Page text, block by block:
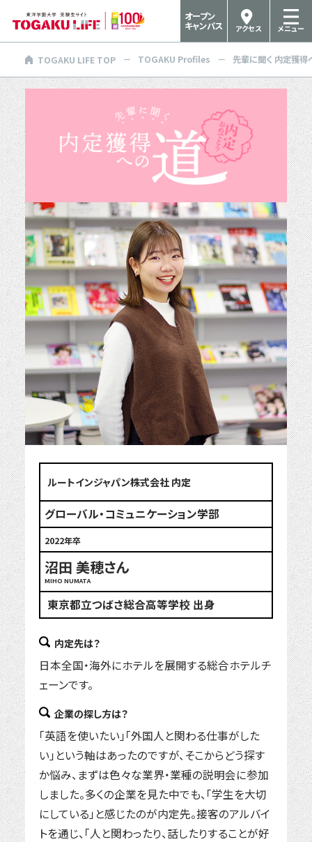
メニュー
アクセス
オープン
キャンパス
TOGAKU LIFE TOP TOGAKU Profiles 先輩に聞く 内定獲得
ルートインジャパン株式会社 内定
グローバル・コミュニケーション学部
2022年卒
沼田 美穂さん
MIHO NUMATA
東京都立つばさ総合高等学校 出身
内定先は？
日本全国・海外にホテルを展開する総合ホテルチ
ェーンです。
企業の探し方は？
「英語を使いたい」「外国人と関わる仕事がした
い」という軸はあったのですが、そこからどう探す
か悩み、まずは色々な業界・業種の説明会に参加
しました。多くの企業を見た中でも、「学生を大切
にしている」と感じたのが内定先。接客のアルバイ
トを通じ、「人と関わったり、話したりすることが好